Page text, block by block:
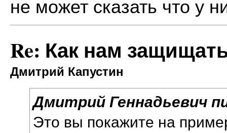
не может сказать что у
Re: Как нам
Дмитрий Капустин
Дмитрий Геннадьевич
Это вы покажите на